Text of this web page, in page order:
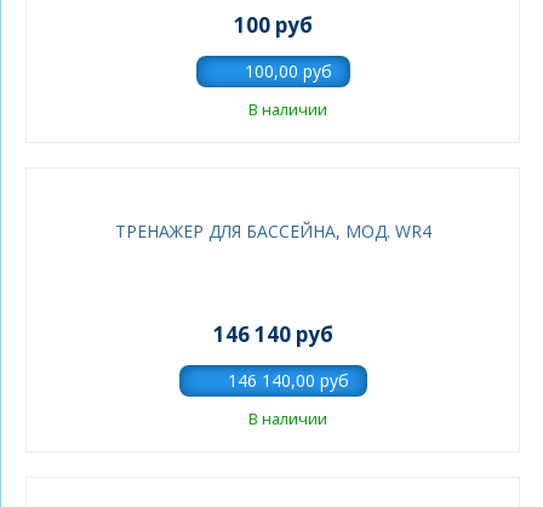
100 руб
В наличии
ТРЕНАЖЕР ДЛЯ БАССЕЙНА, МОД. WR4
146 140 руб
В наличии